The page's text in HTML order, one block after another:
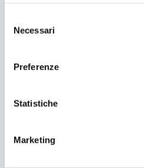
delNecessari
Preferenze
Statistiche
Marketing